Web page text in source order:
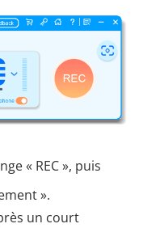
« REC », puis
».
un court